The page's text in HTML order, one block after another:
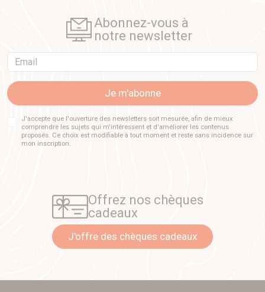
Abonnez-vous à
notre newsletter
Email
Je m'abonne
J'accepte que l'ouverture des newsletters soit mesurée, afin de mieux
comprendre les sujets qui m'intéressent et d'améliorer les contenus
proposés. Ce choix est modifiable à tout moment et reste sans incidence sur
mon inscription.
Offrez nos chèques
cadeaux
J'offre des chèques cadeaux